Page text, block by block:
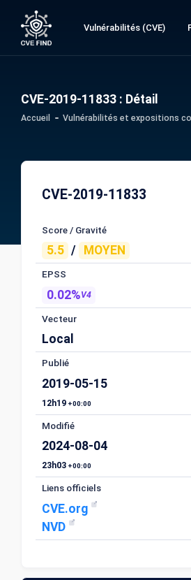
Vulnérabilités (CVE)
CVE-2019-11833 : Détail
Accueil Vulnérabilités et expositions
CVE-2019-11833
Score / Gravité
5.5 / MOYEN
EPSS
0.02%V4
Vecteur
Local
Publié
2019-05-15
12h19 +00:00
Modifié
2024-08-04
23h03 +00:00
Liens officiels
CVE.org
NVD